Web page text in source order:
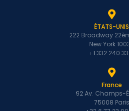
ÉTATS-UNIS
222 Broadway
New York
+1 332 240
France
92 Av. Champs-
75008 Paris